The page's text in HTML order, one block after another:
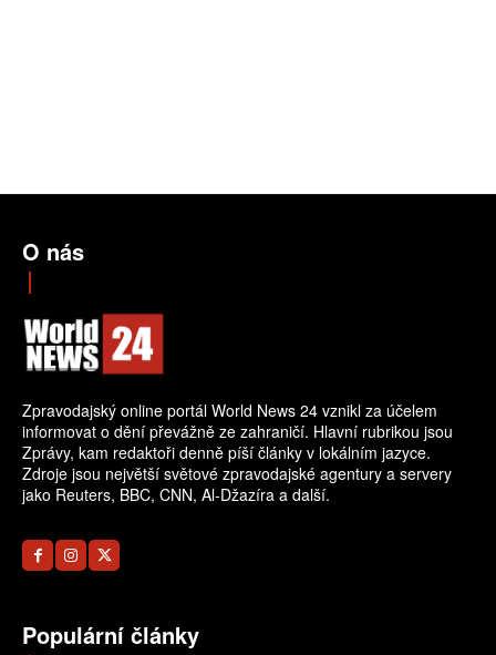
O nás
Zpravodajský online portál World News 24 vznikl za účelem
informovat o dění převážně ze zahraničí. Hlavní rubrikou jsou
Zprávy, kam redaktoři denně píší články v lokálním jazyce.
Zdroje jsou největší světové zpravodajské agentury a servery
jako Reuters, BBC, CNN, Al-Džazíra a další.
Populární články